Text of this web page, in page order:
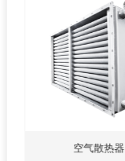
空气散热器